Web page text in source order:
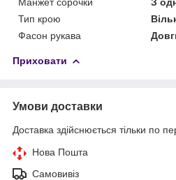
Тип крою
Фасон рукава
Приховати
Умови доставки
Доставка здійснюється тільки по
Нова Пошта
Самовивіз